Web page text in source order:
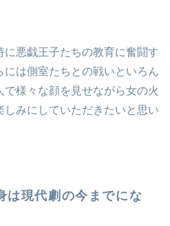
悪戯王子たちの教育に奮闘す
には側室たちとの戦いといろん
様々な顔を見せながら女の火
みにしていただきたいと思い
は現代劇の今までにな